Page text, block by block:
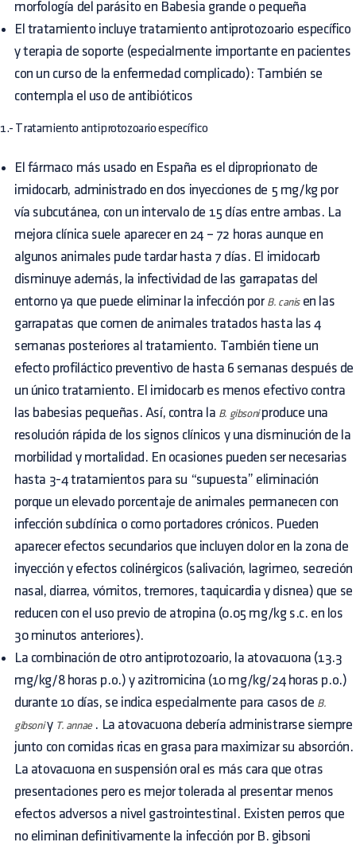
morfología del parásito en Babesia grande o pequeña
El tratamiento incluye tratamiento antiprotozoario específico
y terapia de soporte (especialmente importante en pacientes
con un curso de la enfermedad complicado): También se
contempla el uso de antibióticos
1.- Tratamiento antiprotozoario específico
El fármaco más usado en España es el diproprionato de
imidocarb, administrado en dos inyecciones de 5 mg/kg por
vía subcutánea, con un intervalo de 15 días entre ambas. La
mejora clínica suele aparecer en 24 – 72 horas aunque en
algunos animales pude tardar hasta 7 días. El imidocarb
disminuye además, la infectividad de las garrapatas del
entorno ya que puede eliminar la infección por B. canisen las
garrapatas que comen de animales tratados hasta las 4
semanas posteriores al tratamiento. También tiene un
efecto profiláctico preventivo de hasta 6 semanas después de
un único tratamiento. El imidocarb es menos efectivo contra
las babesias pequeñas. Así, contra la B. gibsoniproduce una
resolución rápida de los signos clínicos y una disminución de la
morbilidad y mortalidad. En ocasiones pueden ser necesarias
hasta 3-4 tratamientos para su “supuesta” eliminación
porque un elevado porcentaje de animales permanecen con
infección subclínica o como portadores crónicos. Pueden
aparecer efectos secundarios que incluyen dolor en la zona de
inyección y efectos colinérgicos (salivación, lagrimeo, secreción
nasal, diarrea, vómitos, tremores, taquicardia y disnea) que se
reducen con el uso previo de atropina (0.05 mg/kg s.c. en los
30 minutos anteriores).
La combinación de otro antiprotozoario, la atovacuona (13.3
mg/kg/8 horas p.o.) y azitromicina (10 mg/kg/24 horas p.o.)
durante 10 días, se indica especialmente para casos de B.
gibsoniy T. annae. La atovacuona debería administrarse siempre
junto con comidas ricas en grasa para maximizar su absorción.
La atovacuona en suspensión oral es más cara que otras
presentaciones pero es mejor tolerada al presentar menos
efectos adversos a nivel gastrointestinal. Existen perros que
no eliminan definitivamente la infección por B. gibsoni